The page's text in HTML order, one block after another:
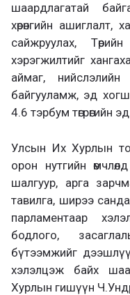
шаардлагатай
хөрөнгийн ашиглалт,
сайжруулах,
хэрэгжилтийг
аймаг, нийслэлийн
байгууламж, эд
4.6 тэрбум төгрөгийн
Улсын Их Хурлын
орон нутгийн
шалгуур, арга
тавилга, ширээ
парламентаар
бодлого,
бүтээмжийг
хэлэлцэж байх
Хурлын гишүүн